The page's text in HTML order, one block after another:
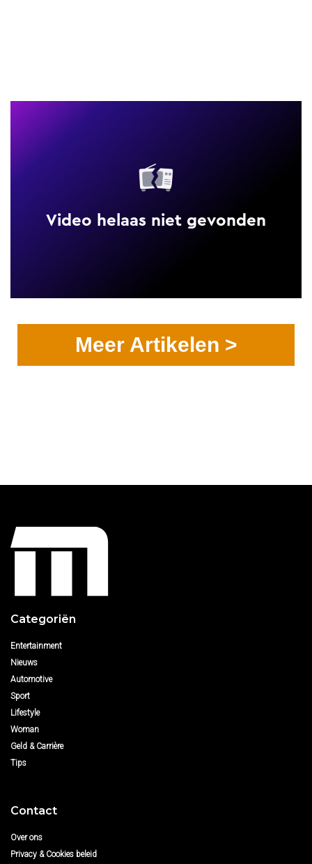
Meer Artikelen >
Categoriën
Entertainment
Nieuws
Automotive
Sport
Lifestyle
Woman
Geld & Carrière
Tips
Contact
Over ons
Privacy & Cookies beleid